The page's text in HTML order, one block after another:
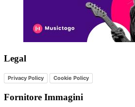
Legal
Privacy Policy Cookie Policy
Fornitore Immagini